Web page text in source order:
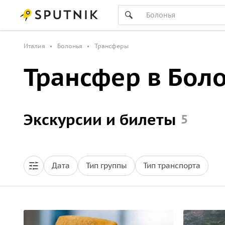
Италия Болонья Трансферы
Трансфер в
Экскурсии и билеты 5
Дата Тип группы Тип транспорта